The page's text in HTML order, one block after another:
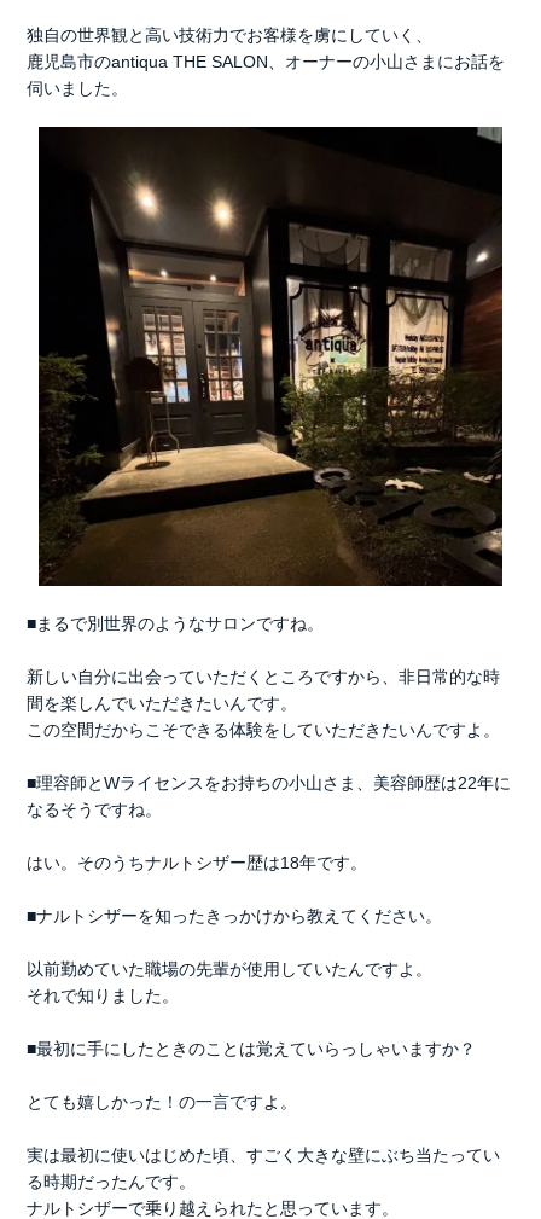
独自の世界観と高い技術力でお客様を虜にしていく、
鹿児島市のantiqua THE SALON、オーナーの小山さまにお話を
伺いました。
■まるで別世界のようなサロンですね。
新しい自分に出会っていただくところですから、非日常的な時
間を楽しんでいただきたいんです。
この空間だからこそできる体験をしていただきたいんですよ。
■理容師とWライセンスをお持ちの小山さま、美容師歴は22年に
なるそうですね。
はい。そのうちナルトシザー歴は18年です。
■ナルトシザーを知ったきっかけから教えてください。
以前勤めていた職場の先輩が使用していたんですよ。
それで知りました。
■最初に手にしたときのことは覚えていらっしゃいますか？
とても嬉しかった！の一言ですよ。
実は最初に使いはじめた頃、すごく大きな壁にぶち当たってい
る時期だったんです。
ナルトシザーで乗り越えられたと思っています。